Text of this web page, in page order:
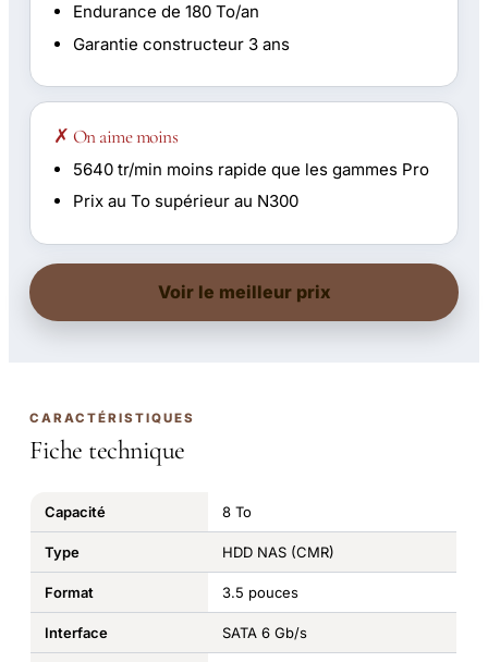
Endurance de 180 To/an
Garantie constructeur 3 ans
✗ On aime moins
5640 tr/min moins rapide que les gammes Pro
Prix au To supérieur au N300
Voir le meilleur prix
CARACTÉRISTIQUES
Fiche technique
Capacité 8 To
Type HDD NAS (CMR)
Format 3.5 pouces
Interface SATA 6 Gb/s